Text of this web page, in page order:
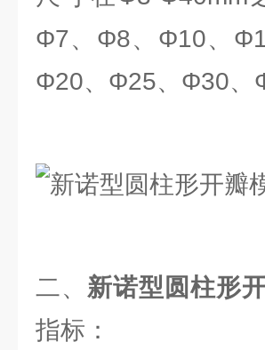
Φ7、Φ8、Φ10、
Φ20、Φ25、Φ30、
二、 新诺型圆柱形
指标：